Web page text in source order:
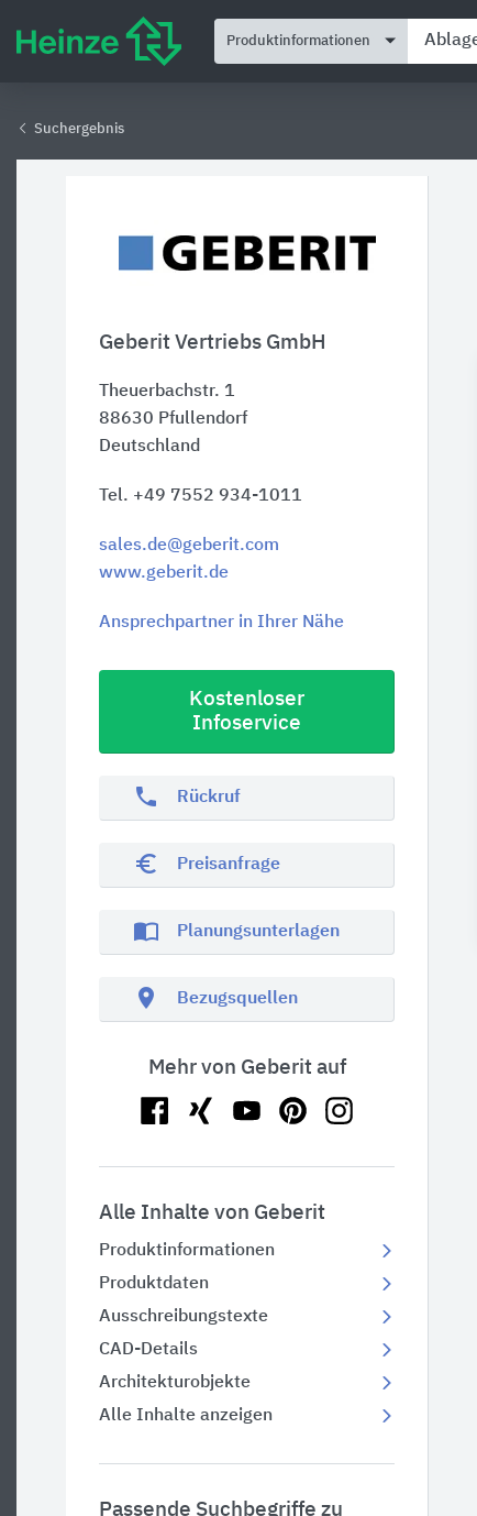
Produktinformationen
Suchergebnis
Geberit Vertriebs GmbH
Theuerbachstr. 1
88630 Pfullendorf
Deutschland
Tel. +49 7552 934-1011
sales.de@geberit.com
www.geberit.de
Ansprechpartner in Ihrer Nähe
Kostenloser
Infoservice
phone Rückruf
euro_symbol Preisanfrage
import_contacts Planungsunterlagen
location_on Bezugsquellen
Mehr von Geberit auf
Alle Inhalte von Geberit
Produktinformationen
Produktdaten
Ausschreibungstexte
CAD-Details
Architekturobjekte
Alle Inhalte anzeigen
Passende Suchbegriffe zu